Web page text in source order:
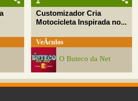
Customizador Cria
Motocicleta Inspirada no...
VeÃ­culos
O Buteco da Net